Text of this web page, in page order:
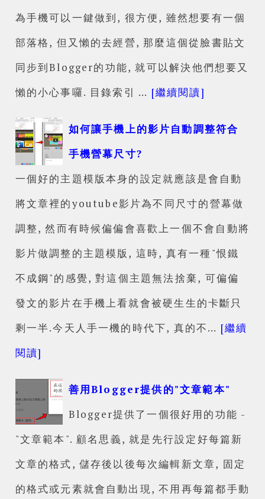
為手機可以一鍵做到, 很方便, 雖然想要有一個
部落格, 但又懶的去經營, 那麼這個從臉書貼文
同步到Blogger的功能, 就可以解決他們想要又
懶的小心事囉. 目錄索引 … [繼續閱讀]
如何讓手機上的影片自動調整符合
手機營幕尺寸?
一個好的主題模版本身的設定就應該是會自動
將文章裡的youtube影片為不同尺寸的營幕做
調整, 然而有時候偏偏會喜歡上一個不會自動將
影片做調整的主題模版, 這時, 真有一種"恨鐵
不成鋼"的感覺, 對這個主題無法捨棄, 可偏偏
發文的影片在手機上看就會被硬生生的卡斷只
剩一半.今天人手一機的時代下, 真的不… [繼續
閱讀]
善用Blogger提供的"文章範本"
Blogger提供了一個很好用的功能 -
"文章範本". 顧名思義, 就是先行設定好每篇新
文章的格式, 儲存後以後每次編輯新文章, 固定
的格式或元素就會自動出現, 不用再每篇都手動